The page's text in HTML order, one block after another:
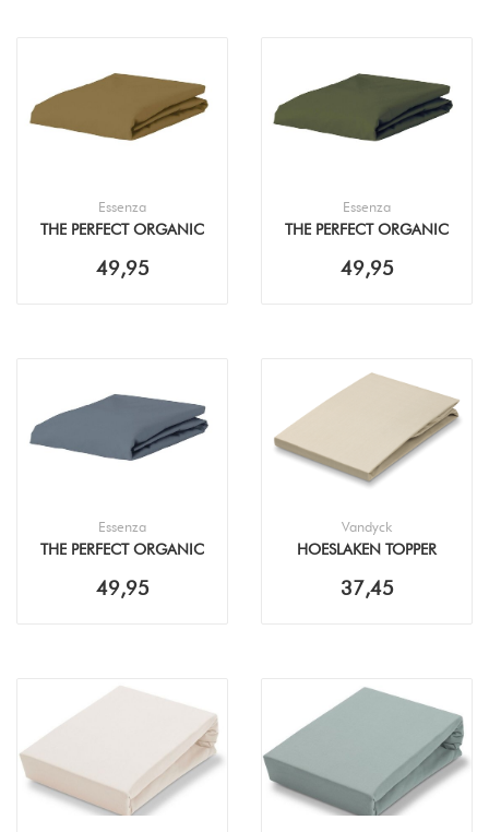
Essenza
THE PERFECT ORGANIC
HOESLAKEN
49,95
Essenza
THE PERFECT ORGANIC
HOESLAKEN
49,95
Essenza
THE PERFECT ORGANIC
HOESLAKEN
49,95
Vandyck
HOESLAKEN TOPPER
37,45